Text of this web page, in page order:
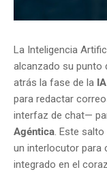
La Inteligencia
alcanzado su punto
atrás la fase de la
para redactar
interfaz de chat—
Agéntica. Este
un interlocutor para
integrado en el